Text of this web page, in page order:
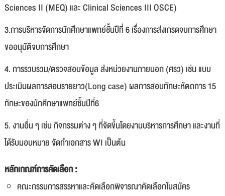
Sciences II (MEQ) และ Clinical Sciences III OSCE)
3.การบริหารจัดการนักศึกษาแพทย์ชั้นปีที่ 6 เรื่องการส่งเกรดจบการศึกษา
ขออนุมัติจบการศึกษา
4. การรวบรวม/ตรวจสอบข้อมูล ส่งหน่วยงานภายนอก (ศรว) เช่น แบบ
ประเมินผลการสอบรายยาว(Long case) ผลการสอบทักษะหัตถการ 15
ทักษะของนักศึกษาแพทย์ชั้นปีที่6
5. งานอื่น ๆ เช่น กิจกรรมต่าง ๆ ที่จัดขึ้นโดยงานบริหารการศึกษา และงานที่
ได้รับมอบหมาย จัดทำเอกสาร WI เป็นต้น
หลักเกณฑ์การคัดเลือก :
คณะกรรมการสรรหาและคัดเลือกพิจารณาคัดเลือกใบสมัคร